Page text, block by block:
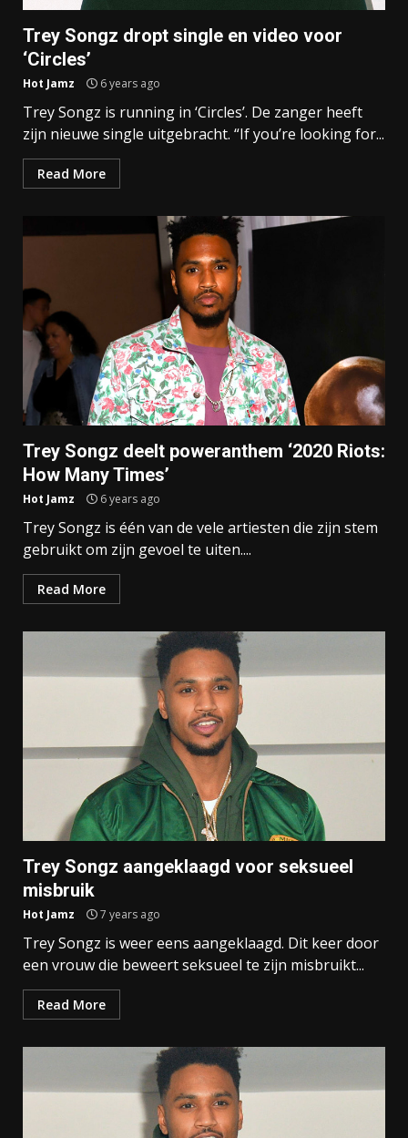
Trey Songz dropt single en video voor
‘Circles’
Hot Jamz 6 years ago
Trey Songz is running in ‘Circles’. De zanger heeft
zijn nieuwe single uitgebracht. “If you’re looking for...
Read More
Trey Songz deelt poweranthem ‘2020 Riots:
How Many Times’
Hot Jamz 6 years ago
Trey Songz is één van de vele artiesten die zijn stem
gebruikt om zijn gevoel te uiten....
Read More
Trey Songz aangeklaagd voor seksueel
misbruik
Hot Jamz 7 years ago
Trey Songz is weer eens aangeklaagd. Dit keer door
een vrouw die beweert seksueel te zijn misbruikt...
Read More